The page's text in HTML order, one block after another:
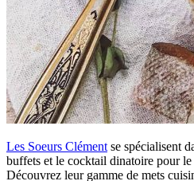
Les Soeurs Clément se spécialisent
buffets et le cocktail dinatoire pour
Découvrez leur gamme de mets